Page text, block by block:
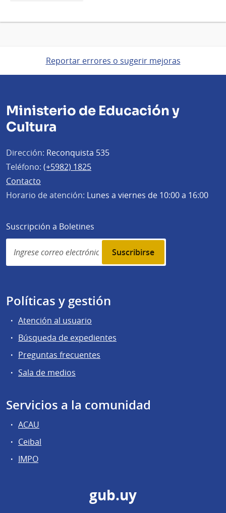
Reportar errores o sugerir mejoras
Ministerio de Educación y
Cultura
Dirección: Reconquista 535
Teléfono: (+5982) 1825
Contacto
Horario de atención: Lunes a viernes de 10:00 a 16:00
Suscripción a Boletines
Simplenews
subscription
Políticas y gestión
Atención al usuario
Búsqueda de expedientes
Preguntas frecuentes
Sala de medios
Servicios a la comunidad
ACAU
Ceibal
IMPO
gub.uy